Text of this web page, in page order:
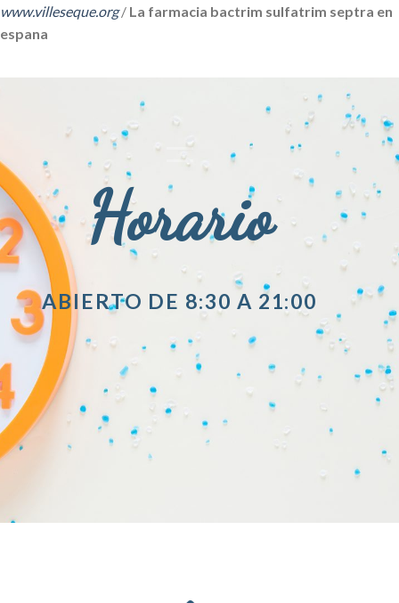
www.villeseque.org/ La farmacia bactrim sulfatrim septra en
espana
Horario
ABIERTO DE 8:30 A 21:00